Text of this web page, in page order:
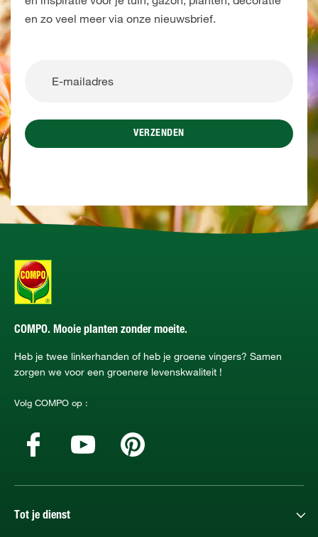
en zo veel meer via onze nieuwsbrief.
VERZENDEN
COMPO. Mooie planten zonder moeite.
Heb je twee linkerhanden of heb je groene vingers? Samen
zorgen we voor een groenere levenskwaliteit !
Volg COMPO op :
Tot je dienst